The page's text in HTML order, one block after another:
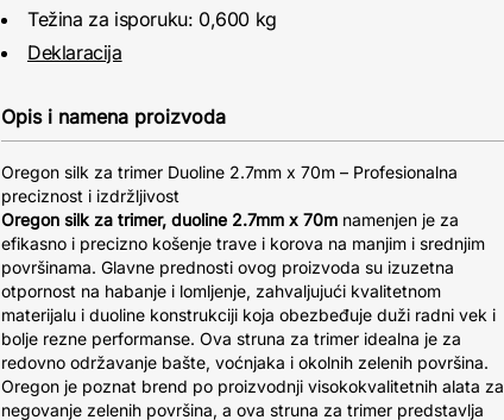
Težina za isporuku: 0,600 kg
Deklaracija
Opis i namena proizvoda
Oregon silk za trimer Duoline 2.7mm x 70m – Profesionalna
preciznost i izdržljivost
Oregon silk za trimer, duoline 2.7mm x 70m namenjen je za
efikasno i precizno košenje trave i korova na manjim i srednjim
površinama. Glavne prednosti ovog proizvoda su izuzetna
otpornost na habanje i lomljenje, zahvaljujući kvalitetnom
materijalu i duoline konstrukciji koja obezbeđuje duži radni vek i
bolje rezne performanse. Ova struna za trimer idealna je za
redovno održavanje bašte, voćnjaka i okolnih zelenih površina.
Oregon je poznat brend po proizvodnji visokokvalitetnih alata za
negovanje zelenih površina, a ova struna za trimer predstavlja